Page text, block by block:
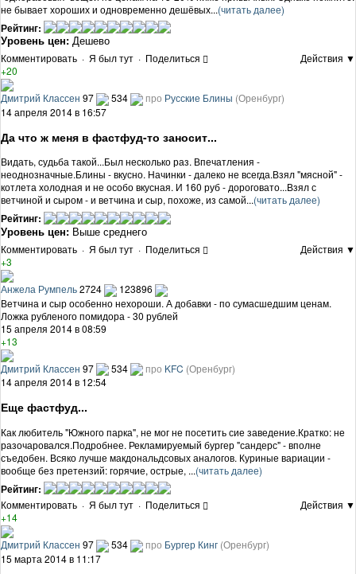
не бывает хороших и одновременно дешёвых...(читать далее)
Рейтинг:
Уровень цен: Дешево
Комментировать · Я был тут · Поделиться
Действия ▼
+20
Дмитрий Классен 97 534 про Русские Блины (Оренбург)
14 апреля 2014 в 16:57
Да что ж меня в фастфуд-то заносит...
Видать, судьба такой...Был несколько раз. Впечатления -
неоднозначные.Блины - вкусно. Начинки - далеко не всегда.Взял "мясной" -
котлета холодная и не особо вкусная. И 160 руб - дороговато...Взял с
ветчиной и сыром - и ветчина и сыр, похоже, из самой...(читать далее)
Рейтинг:
Уровень цен: Выше среднего
Комментировать · Я был тут · Поделиться
Действия ▼
+3
Анжела Румпель2724
123896
Ветчина и сыр особенно нехороши. А добавки - по сумасшедшим ценам.
Ложка рубленого помидора - 30 рублей
15 апреля 2014 в 08:59
+13
Дмитрий Классен 97 534 про KFC (Оренбург)
14 апреля 2014 в 12:54
Еще фастфуд...
Как любитель "Южного парка", не мог не посетить сие заведение.Кратко: не
разочаровался.Подробнее. Рекламируемый бургер "сандерс" - вполне
съедобен. Всяко лучше макдональдсовых аналогов. Куриные вариации -
вообще без претензий: горячие, острые, ...(читать далее)
Рейтинг:
Комментировать · Я был тут · Поделиться
Действия ▼
+14
Дмитрий Классен 97 534 про Бургер Кинг (Оренбург)
15 марта 2014 в 11:17